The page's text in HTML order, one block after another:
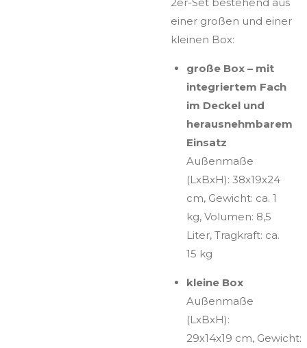
einer großen und einer
kleinen Box:
große Box – mit
integriertem Fach
im Deckel und
herausnehmbarem
Einsatz
Außenmaße
(LxBxH): 38x19x24
cm, Gewicht: ca. 1
kg, Volumen: 8,5
Liter, Tragkraft: ca.
15 kg
kleine Box
Außenmaße
(LxBxH):
29x14x19 cm, Gewicht: